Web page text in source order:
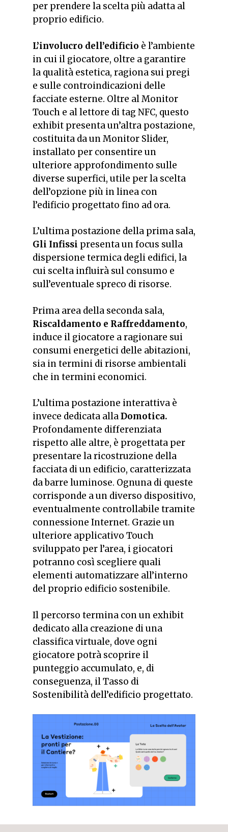
per prendere la scelta più adatta al
proprio edificio.
L’involucro dell’edificio è l’ambiente
in cui il giocatore, oltre a garantire
la qualità estetica, ragiona sui pregi
e sulle controindicazioni delle
facciate esterne. Oltre al Monitor
Touch e al lettore di tag NFC, questo
exhibit presenta un’altra postazione,
costituita da un Monitor Slider,
installato per consentire un
ulteriore approfondimento sulle
diverse superfici, utile per la scelta
dell’opzione più in linea con
l’edificio progettato fino ad ora.
L’ultima postazione della prima sala,
Gli Infissi presenta un focus sulla
dispersione termica degli edifici, la
cui scelta influirà sul consumo e
sull’eventuale spreco di risorse.
Prima area della seconda sala,
Riscaldamento e Raffreddamento,
induce il giocatore a ragionare sui
consumi energetici delle abitazioni,
sia in termini di risorse ambientali
che in termini economici.
L’ultima postazione interattiva è
invece dedicata allaDomotica.
Profondamente differenziata
rispetto alle altre, è progettata per
presentare la ricostruzione della
facciata di un edificio, caratterizzata
da barre luminose. Ognuna di queste
corrisponde a un diverso dispositivo,
eventualmente controllabile tramite
connessione Internet. Grazie un
ulteriore applicativo Touch
sviluppato per l’area, i giocatori
potranno così scegliere quali
elementi automatizzare all’interno
del proprio edificio sostenibile.
Il percorso termina con un exhibit
dedicato alla creazione di una
classifica virtuale, dove ogni
giocatore potrà scoprire il
punteggio accumulato, e, di
conseguenza, il Tasso di
Sostenibilità dell’edificio progettato.